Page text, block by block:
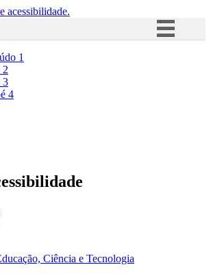
acessibilidade.
1
2
3
4
Ciência e Tecnologia